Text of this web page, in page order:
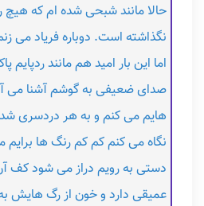
حالا مانند شبحی شده ام که هیچ
نگذاشته است. دوباره فریاد می
اما این بار امید هم مانند
صدای ضعیفی به گوشم آشنا می
هایم می کنم و به هر دردسری
نگاه می کنم کم کم رنگ ها
دستی به رویم دراز می شود کف
عمیقی دارد و خون از رگ هایش